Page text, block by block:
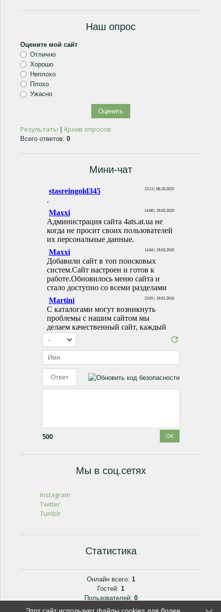
Наш опрос
Оцените мой сайт
Отлично
Хорошо
Неплохо
Плохо
Ужасно
Результаты | Архив опросов
Всего ответов: 0
Мини-чат
500
Мы в соц.сетях
Instagram
Twitter
Tumblr
Статистика
Онлайн всего: 1
Гостей: 1
Пользователей: 0